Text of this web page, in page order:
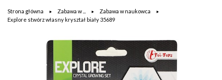
Strona główna Zabawa w ...
Zabawa w naukowca
Explore stwórz własny kryształ biały 35689